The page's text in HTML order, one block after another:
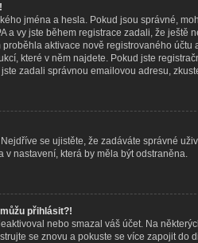
jména a hesla. Pokud jsou správné,
a vy jste během registrace zadali, že
aktivace nově registrovaného
které v něm najdete. Pokud jste
zadali správnou emailovou adresu,
se ujistěte, že zadáváte správné
nastavení, která by měla být odstraněna.
přihlásit?!
nebo smazal váš účet. Na
se znovu a pokuste se více zapojit do